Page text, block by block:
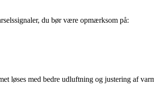
du bør være opmærksom på:
løses med bedre udluftning og justering af